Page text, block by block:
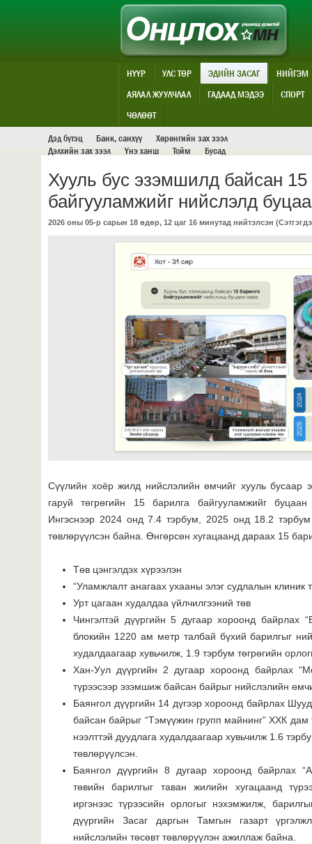
ЭДИЙН ЗАСАГ
НҮҮР УЛС ТӨР ЭДИЙН ЗАСАГ
НИЙГЭМ
АЯЛАЛ ЖУУЛЧЛАЛ
ГАДААД МЭДЭЭ
СПОРТ
ЧӨЛӨӨТ
Дэд бүтэц
Банк, санхүү
Хөрөнгийн зах зээл
Дэлхийн зах зээл
Үнэ ханш Тойм Бусад
Хууль бус эзэмшилд байсан 15
байгууламжийг нийслэлд
2026 оны 05-р сарын 18 өдөр, 12 цаг 16 минутад нийтэлсэн (
Сүүлийн хоёр жилд нийслэлийн өмчийг хууль бусаар
гаруй төгрөгийн 15 барилга байгууламжийг
Ингэснээр 2024 онд 7.4 тэрбум, 2025 онд 18.2 тэрбум
төвлөрүүлсэн байна. Өнгөрсөн хугацаанд дараах 15
Төв цэнгэлдэх хүрээлэн
“Уламжлалт анагаах ухааны элэг судлалын клиник
Урт цагаан худалдаа үйлчилгээний төв
Чингэлтэй дүүргийн 5 дугаар хороонд байрлах
блокийн 1220 ам метр талбай бүхий барилгыг
худалдаагаар хувьчилж, 1.9 тэрбум төгрөгийн
Хан-Уул дүүргийн 2 дугаар хороонд байрлах
түрээсээр эзэмшиж байсан байрыг нийслэлийн
Баянгол дүүргийн 14 дүгээр хороонд байрлах
байсан байрыг “Тэмүүжин групп майнинг” ХХК дам
нээлттэй дуудлага худалдаагаар хувьчилж 1.6
төвлөрүүлсэн.
Баянгол дүүргийн 8 дугаар хороонд байрлах
төвийн барилгыг таван жилийн хугацаанд
иргэнээс түрээсийн орлогыг нэхэмжилж,
дүүргийн Засаг даргын Тамгын газарт
нийслэлийн төсөвт төвлөрүүлэн ажиллаж байна.